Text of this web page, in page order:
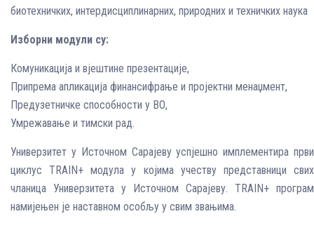
биотехничких, интердисциплинарних, природних и техничких наука
Изборни модули су:
Комуникација и вјештине презентације,
Припрема апликација финансифрање и пројектни менаџмент,
Предузетничке способности у ВО,
Умрежавање и тимски рад.
Универзитет у Источном Сарајеву успјешно имплементира први
циклус TRAIN+ модула у којима учеству представници свих
чланица Универзитета у Источном Сарајеву. TRAIN+ програм
намијењен је наставном особљу у свим звањима.